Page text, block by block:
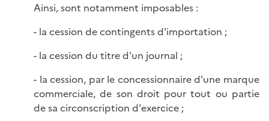
Ainsi, sont notamment imposables :
- la cession de contingents d'importation ;
- la cession du titre d'un journal ;
- la cession, par le concessionnaire d'une marque
commerciale, de son droit pour tout ou partie
de sa circonscription d'exercice ;